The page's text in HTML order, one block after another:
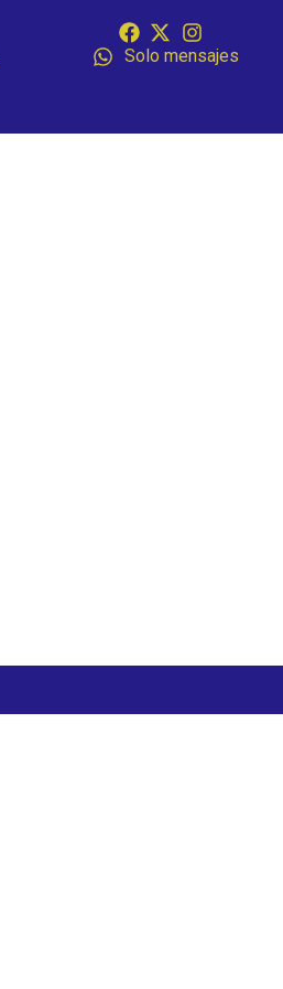
Solo mensajes